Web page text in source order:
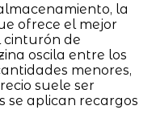
la
ofrece el mejor
cinturón de
oscila entre los
menores,
suele ser
se aplican recargos